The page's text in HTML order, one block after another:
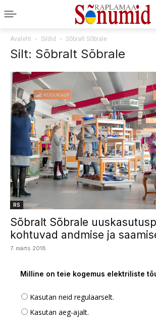
Avaleht Sildid Sõbralt Sõbrale
Silt: Sõbralt Sõbrale
RS
Sõbralt Sõbrale
kohtuvad andmise ja
7. märts 2018
Milline on teie kogemus elektriliste
Kasutan neid regulaarselt.
Kasutan aeg-ajalt.